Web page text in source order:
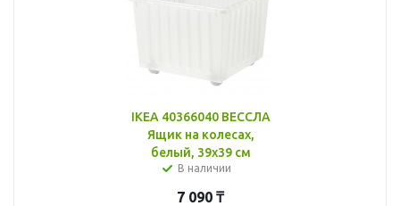
IKEA 40366040 ВЕССЛА
Ящик на колесах,
белый, 39x39 см
В наличии
7 090 ₸